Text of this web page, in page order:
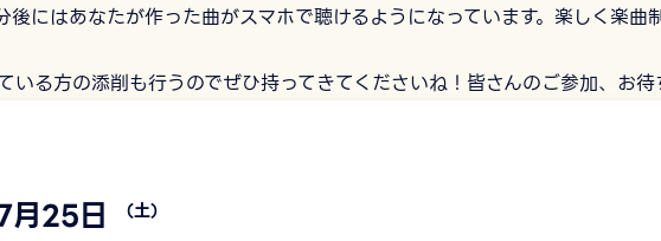
後にはあなたが作った曲がスマホで聴けるようになっています。楽しく楽曲
いる方の添削も行うのでぜひ持ってきてくださいね！皆さんのご参加、お待
月25日 （土）